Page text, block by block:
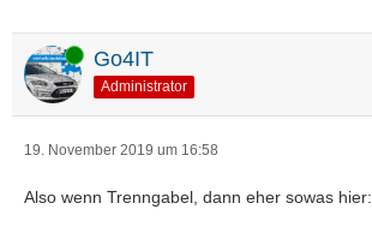
Online Go4IT
Administrator
19. November 2019 um 16:58
Also wenn Trenngabel, dann eher sowas hier: